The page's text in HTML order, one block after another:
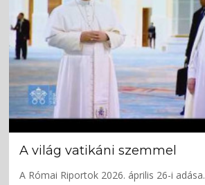
A világ vatikáni szemmel
A Római Riportok 2026. április 26-i adása.